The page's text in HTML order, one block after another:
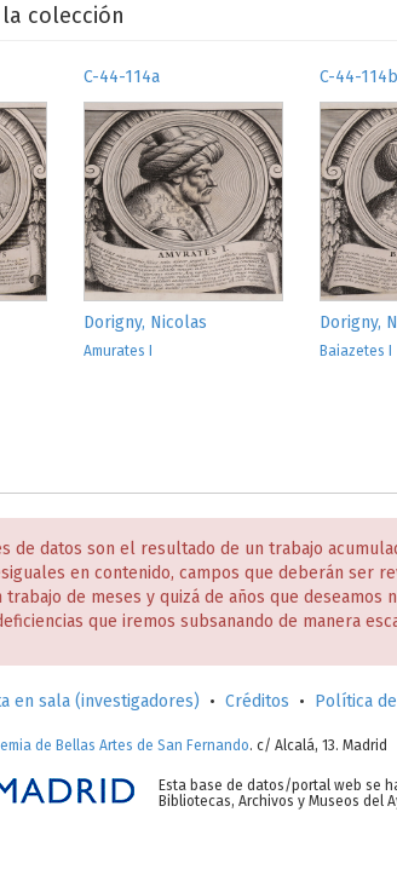
colección
C-44-114a
Dorigny, Nicolas
Amurates I
C-44-114b
Dorigny,
Baiazetes I
de datos son el resultado de un trabajo
en contenido, campos que deberán ser
de meses y quizá de años que
que iremos subsanando de manera
en sala (investigadores) • Créditos • Política
de Bellas Artes de San Fernando. c/ Alcalá, 13. Madrid
Esta base de datos/portal web se
Bibliotecas, Archivos y Museos del